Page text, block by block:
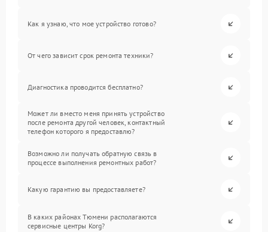
Как я узнаю, что мое устройство готово?
От чего зависит срок ремонта техники?
Диагностика проводится бесплатно?
Может ли вместо меня принять устройство
после ремонта другой человек, контактный
телефон которого я предоставлю?
Возможно ли получать обратную связь в
процессе выполнения ремонтных работ?
Какую гарантию вы предоставляете?
В каких районах Тюмени располагаются
сервисные центры Korg?